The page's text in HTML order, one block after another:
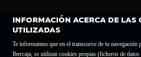
INFORMACIÓN ACERCA DE LAS
UTILIZADAS
Te informamos que en el transcurso de tu
Ibercaja, se utilizan cookies propias (ficheros de